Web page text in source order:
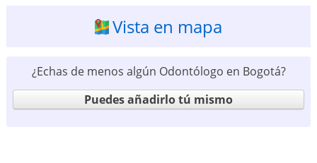
Vista en mapa
¿Echas de menos algún Odontólogo en Bogotá?
Puedes añadirlo tú mismo